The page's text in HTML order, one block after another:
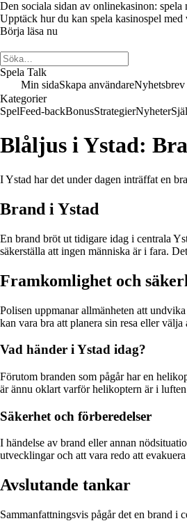
Den sociala sidan av onlinekasinon: spela
Upptäck hur du kan spela kasinospel
Börja läsa nu
Spela Talk
Min sidaSkapa användareNyhetsbrev
Kategorier
SpelFeed-backBonusStrategierNyheter
Blåljus i Ystad:
I Ystad har det under dagen inträffat en
Brand i Ystad
En brand bröt ut tidigare idag i centrala
säkerställa att ingen människa är i fara.
Framkomlighet och
Polisen uppmanar allmänheten att
kan vara bra att planera sin resa eller
Vad händer i Ystad idag?
Förutom branden som pågår har en
är ännu oklart varför helikoptern är i
Säkerhet och förberedelser
I händelse av brand eller annan
utvecklingar och att vara redo att
Avslutande tankar
Sammanfattningsvis pågår det en brand i